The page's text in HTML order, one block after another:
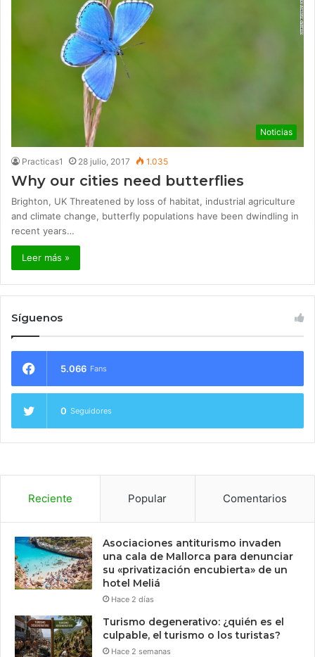
Noticias
Practicas1 28 julio, 2017 1.035
Why our cities need butterflies
Brighton, UK Threatened by loss of habitat, industrial agriculture
and climate change, butterfly populations have been dwindling in
recent years…
Leer más »
Síguenos
5.066 Fans
0 Seguidores
Reciente Popular Comentarios
Asociaciones antiturismo invaden
una cala de Mallorca para denunciar
su «privatización encubierta» de un
hotel Meliá
Hace 2 días
Turismo degenerativo: ¿quién es el
culpable, el turismo o los turistas?
Hace 2 semanas